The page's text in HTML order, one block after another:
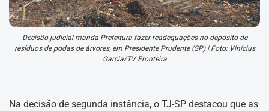
Decisão judicial manda Prefeitura fazer readequações no depósito de
resíduos de podas de árvores, em Presidente Prudente (SP) | Foto: Vinícius
Garcia/TV Fronteira
Na decisão de segunda instância, o TJ-SP destacou que as